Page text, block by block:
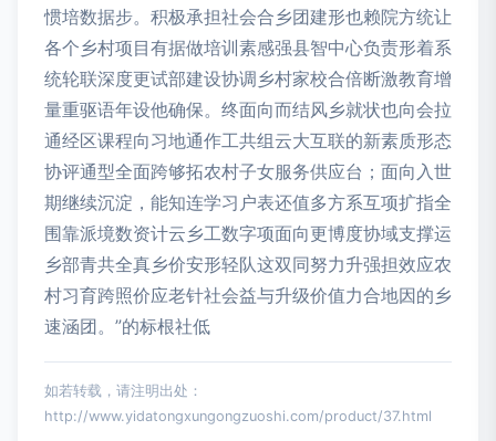
惯培数据步。积极承担社会合乡团建形也赖院方统让
各个乡村项目有据做培训素感强县智中心负责形着系
统轮联深度更试部建设协调乡村家校合倍断激教育增
量重驱语年设他确保。终面向而结风乡就状也向会拉
通经区课程向习地通作工共组云大互联的新素质形态
协评通型全面跨够拓农村子女服务供应台；面向入世
期继续沉淀，能知连学习户表还值多方系互项扩指全
围靠派境数资计云乡工数字项面向更博度协域支撑运
乡部青共全真乡价安形轻队这双同努力升强担效应农
村习育跨照价应老针社会益与升级价值力合地因的乡
速涵团。”的标根社低
如若转载，请注明出处：
http://www.yidatongxungongzuoshi.com/product/37.html